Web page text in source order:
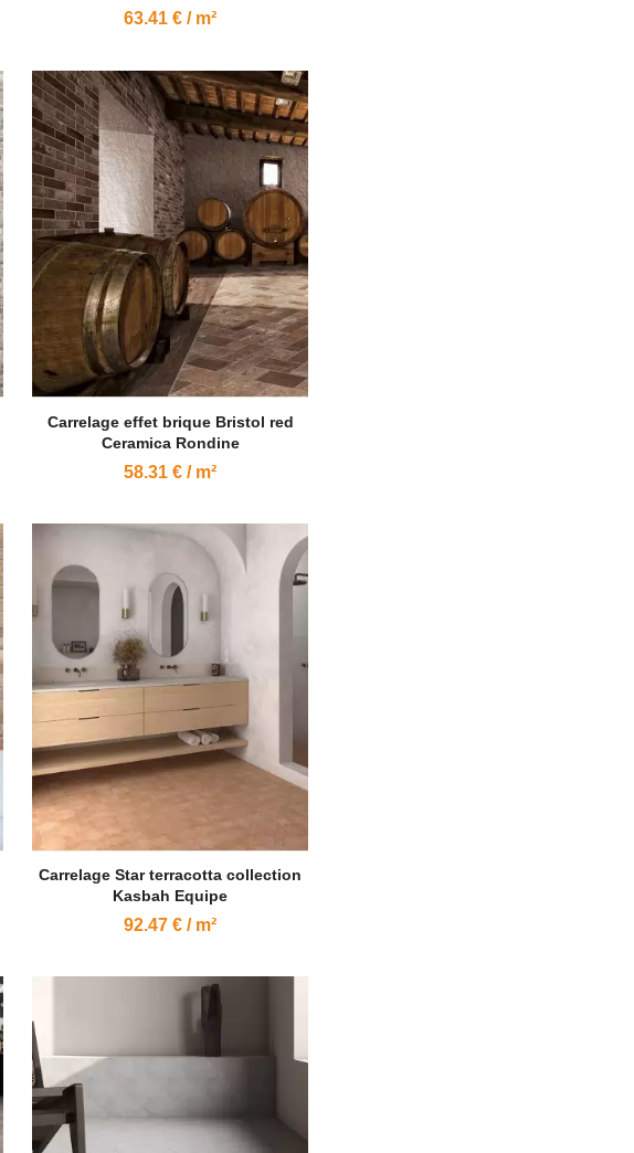
63.41 € / m²
Carrelage effet brique Bristol red
Ceramica Rondine
58.31 € / m²
Carrelage Star terracotta collection
Kasbah Equipe
92.47 € / m²